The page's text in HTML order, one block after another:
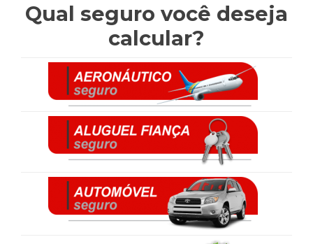
Qual seguro você deseja
calcular?